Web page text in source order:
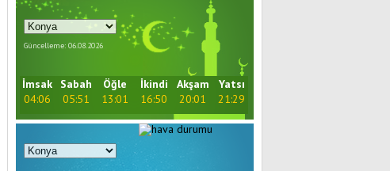
Güncelleme: 06.08.2026
İmsak
04:06
Sabah
05:51
Öğle
13:01
İkindi
16:50
Akşam
20:01
Yatsı
21:29